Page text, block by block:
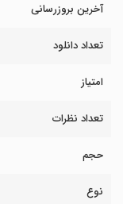
آخرین بروزرسانی
تعداد دانلود
امتیاز
تعداد نظرات
حجم
نوع